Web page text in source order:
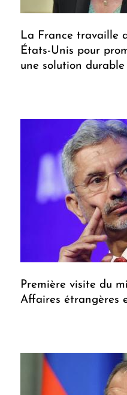
La France travaille
États-Unis pour
une solution durable
Première visite du
Affaires étrangères